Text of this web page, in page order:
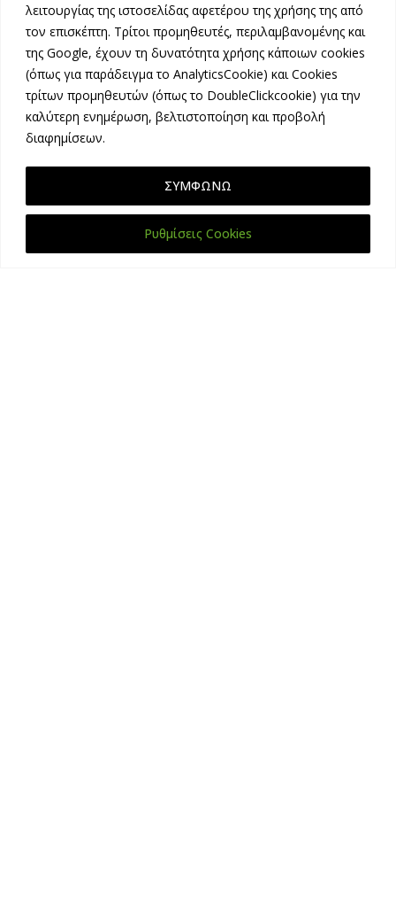
λειτουργίας της ιστοσελίδας αφετέρου της χρήσης της από
τον επισκέπτη. Τρίτοι προμηθευτές, περιλαμβανομένης και
της Google, έχουν τη δυνατότητα χρήσης κάποιων cookies
(όπως για παράδειγμα το AnalyticsCookie) και Cookies
τρίτων προμηθευτών (όπως το DoubleClickcookie) για την
καλύτερη ενημέρωση, βελτιστοποίηση και προβολή
διαφημίσεων.
Ρυθμίσεις Cookies
ΣΥΜΦΩΝΩ
BLOG